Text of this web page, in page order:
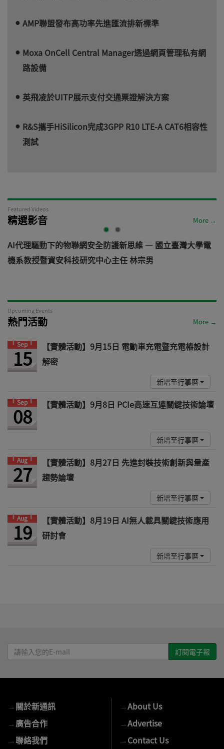
AMP聯盟發布高功率先進匯流排新標準
Moxa OnCell Central Manager透過網頁管理私有網
路設備
英飛凌於UITP展示支付交通票證解決方案
R&S攜手HiSilicon完成3GPP R10 LTE-A CAT6相容性
測試
Featured Videos
精選影音 More →
AI代理驅動下的物聯網安全防護新思維 — 國立臺灣大學電
機系教授暨資安科技研究中心主任 林宗男
Upcoming Events
熱門活動 More →
Sep
15
【實體活動】9月15日 電動車充電暨充電樁設計
解密
新增至行事曆
Sep
08 【實體活動】9月8日 PCIe高速互連關鍵技術論壇
新增至行事曆
Aug
27
【實體活動】8月27日 先進封裝技術創新與量產
趨勢論壇
新增至行事曆
Aug
19
【實體活動】8月19日 AI無人載具關鍵技術應用
研討會
新增至行事曆
請
輸
E-
mail
→關於新通訊
→廣告合作
→聯絡我們
→About Us
→Advertise
→Contact Us